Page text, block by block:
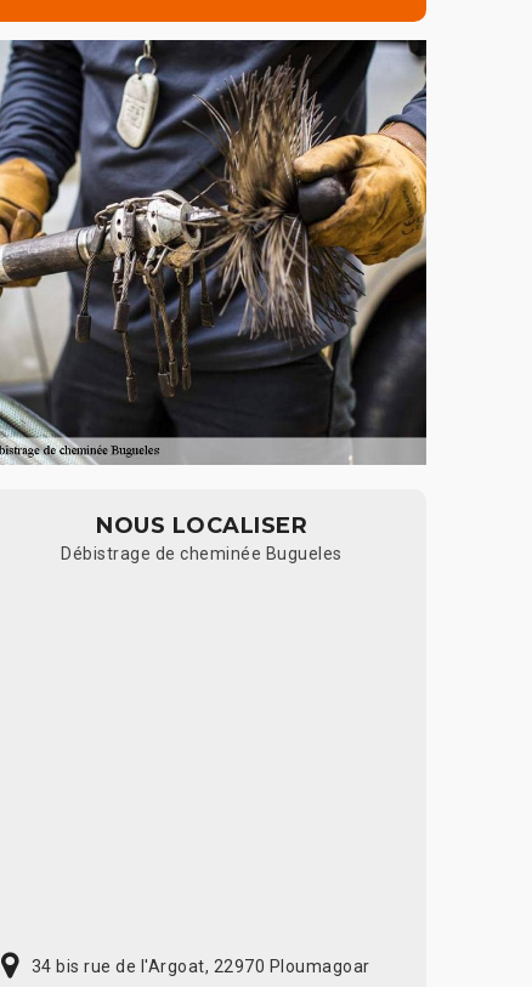
NOUS LOCALISER
Débistrage de cheminée Bugueles
34 bis rue de l'Argoat, 22970 Ploumagoar